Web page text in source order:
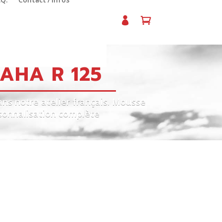
R 125
notre atelier français. Mousse
complète